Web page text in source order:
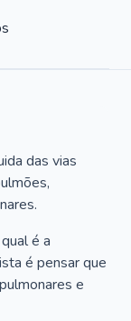
das vias
é a
é pensar que
e